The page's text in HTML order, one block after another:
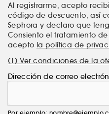
Al registrarme, acepto
código de descuento, así
Sephora y declaro que
Consiento el tratamiento de
acepto la política de
(1) Ver condiciones de la
Dirección de correo